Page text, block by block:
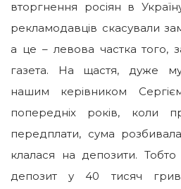
вторгнення росіян в
рекламодавців скасували
а це – левова частка того,
газета. На щастя, дуже
нашим керівником
попередніх років, коли
передплати, сума
клалася на депозити.
депозит у 40 тисяч